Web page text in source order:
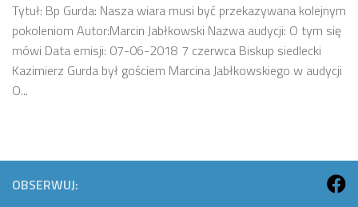
Tytuł: Bp Gurda: Nasza wiara musi być przekazywana kolejnym
pokoleniom Autor:Marcin Jabłkowski Nazwa audycji: O tym się
mówi Data emisji: 07-06-2018 7 czerwca Biskup siedlecki
Kazimierz Gurda był gościem Marcina Jabłkowskiego w audycji
O...
OBSERWUJ: